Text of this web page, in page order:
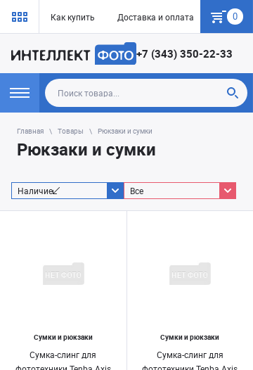
Как купить Доставка и оплата Гарантия
0
+7 (343) 350-22-33
Главная Товары Рюкзаки и сумки
Рюкзаки и сумки
Наличие Все
Сумки и рюкзаки
Сумка-слинг для
Сумки и рюкзаки
Сумка-слинг для